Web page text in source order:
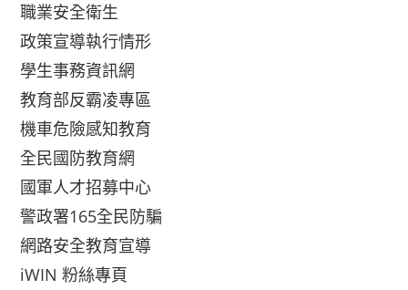
職業安全衛生
政策宣導執行情形
學生事務資訊網
教育部反霸凌專區
機車危險感知教育
全民國防教育網
國軍人才招募中心
警政署165全民防騙
網路安全教育宣導
iWIN 粉絲專頁